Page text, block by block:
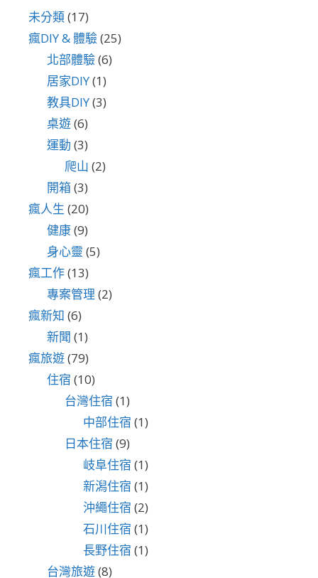
未分類(17)
瘋DIY & 體驗(25)
北部體驗(6)
居家DIY(1)
教具DIY(3)
桌遊(6)
運動 (3)
爬山 (2)
開箱(3)
瘋人生 (20)
健康(9)
身心靈 (5)
瘋工作(13)
專案管理 (2)
瘋新知 (6)
新聞 (1)
瘋旅遊(79)
住宿 (10)
台灣住宿 (1)
中部住宿 (1)
日本住宿 (9)
岐阜住宿 (1)
新潟住宿 (1)
沖繩住宿 (2)
石川住宿 (1)
長野住宿 (1)
台灣旅遊(8)